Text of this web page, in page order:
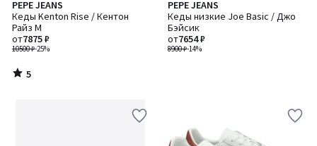
PEPE JEANS
Кеды Kenton Rise / Кентон
Райз M
10500 ₽-25%
от7875 ₽
5
/
5
5
/
PEPE JEANS
Кеды низкие Joe Basic / Джо
Бэйсик
8900 ₽-14%
от7654 ₽